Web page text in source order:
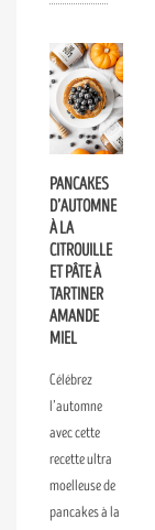
PANCAKES
D’AUTOMNE
À LA
CITROUILLE
ET PÂTE À
TARTINER
AMANDE
MIEL
Célébrez
l’automne
avec cette
recette ultra
moelleuse de
pancakes à la